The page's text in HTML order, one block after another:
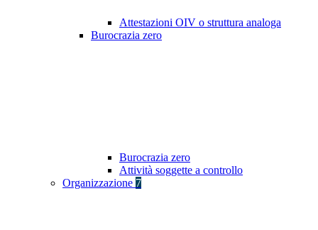
Attestazioni OIV o struttura analoga
Burocrazia zero
Burocrazia zero
Attività soggette a controllo
Organizzazione 7